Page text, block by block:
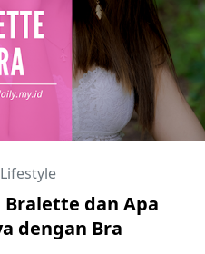
Lifestyle
dan Apa
dengan Bra